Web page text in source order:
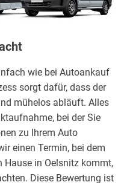
wie bei Autoankauf
sorgt dafür, dass der
mühelos abläuft. Alles
bei der Sie
zu Ihrem Auto
einen Termin, bei dem
Hause in Oelsnitz kommt,
Diese Bewertung ist